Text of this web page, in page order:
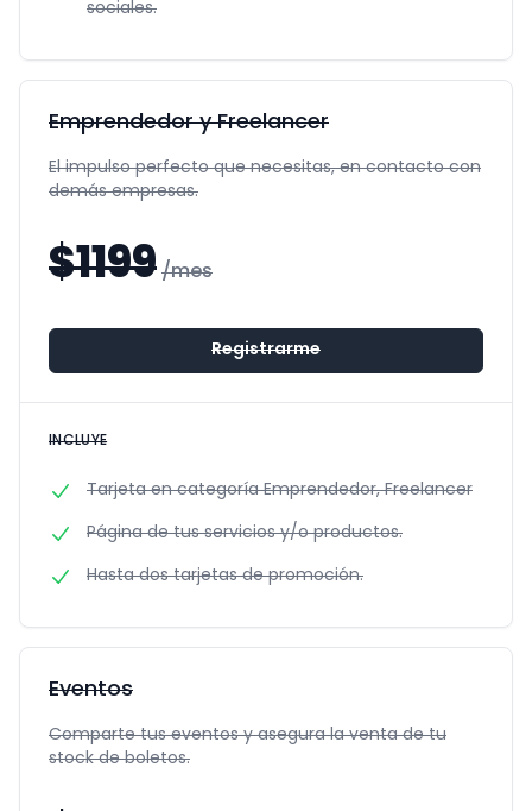
sociales.
Emprendedor y Freelancer
El impulso perfecto que necesitas, en contacto con
demás empresas.
$1199 /mes
Registrarme
INCLUYE
Tarjeta en categoría Emprendedor, Freelancer
Página de tus servicios y/o productos.
Hasta dos tarjetas de promoción.
Eventos
Comparte tus eventos y asegura la venta de tu
stock de boletos.